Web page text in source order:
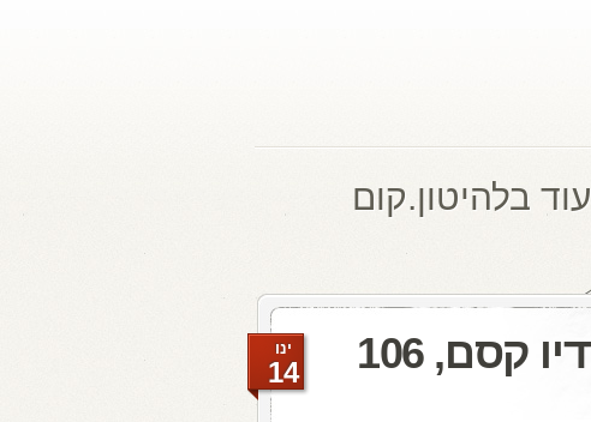
עוד בלהיטון.קום
להיטון.קום היום ברדיו קסם, 106
ינו
14